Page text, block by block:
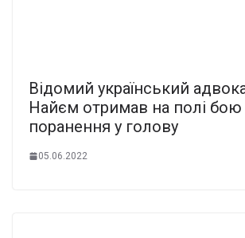
Відомий український
Найєм отримав на полі
поранення у голову
05.06.2022